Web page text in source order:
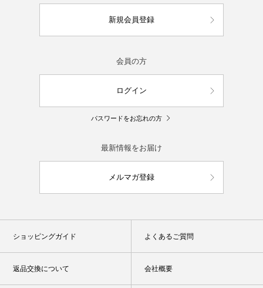
新規会員登録
会員の方
ログイン
パスワードをお忘れの方
最新情報をお届け
メルマガ登録
ショッピングガイド よくあるご質問
返品交換について 会社概要